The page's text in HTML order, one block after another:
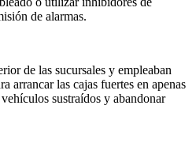
de alarmas.
de las sucursales y empleaban
arrancar las cajas fuertes en apenas
sustraídos y abandonar